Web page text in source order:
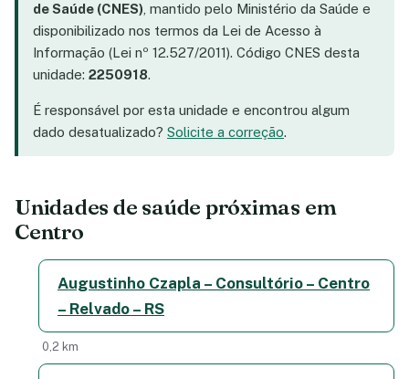
de Saúde (CNES), mantido pelo Ministério da Saúde e
disponibilizado nos termos da Lei de Acesso à
Informação (Lei nº 12.527/2011). Código CNES desta
unidade: 2250918.
É responsável por esta unidade e encontrou algum
dado desatualizado? Solicite a correção.
Unidades de saúde próximas em
Centro
Augustinho Czapla – Consultório – Centro
– Relvado – RS
0,2 km